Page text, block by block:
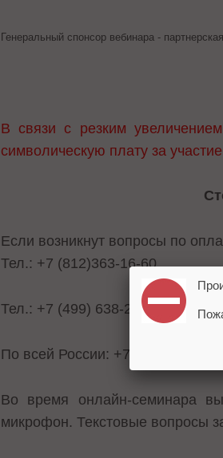
Генеральный спонсор вебинара -
В связи с резким
символическую плату за
Если возникнут вопросы по
Тел.: +7 (812)363-16-60
Тел.: +7 (499) 638-25-68
По всей России: +7 (800) 555-09-
Во время онлайн-семинара
микрофон. Текстовые вопросы